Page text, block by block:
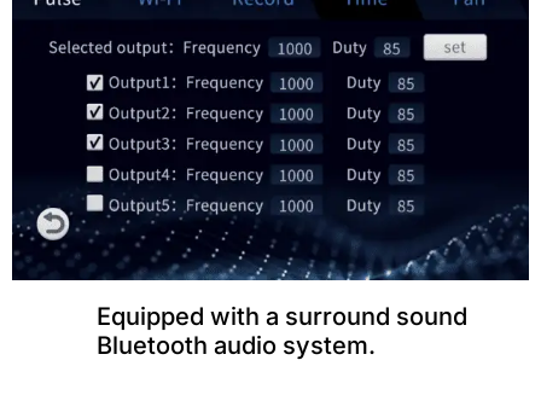
Equipped with a surround sound
Bluetooth audio system.